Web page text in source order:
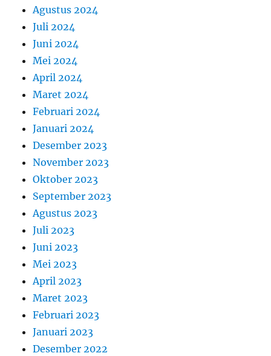
Agustus 2024
Juli 2024
Juni 2024
Mei 2024
April 2024
Maret 2024
Februari 2024
Januari 2024
Desember 2023
November 2023
Oktober 2023
September 2023
Agustus 2023
Juli 2023
Juni 2023
Mei 2023
April 2023
Maret 2023
Februari 2023
Januari 2023
Desember 2022